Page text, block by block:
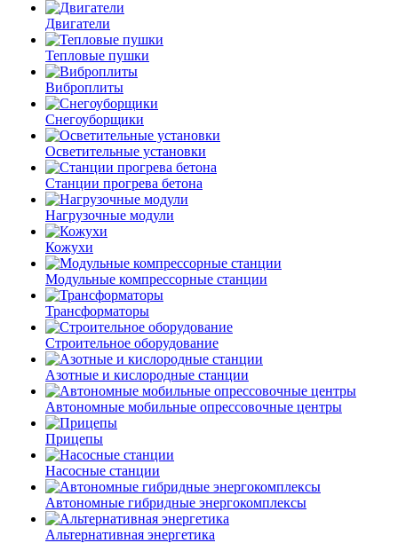
Двигатели
Тепловые пушки
Виброплиты
Снегоуборщики
Осветительные установки
Станции прогрева бетона
Нагрузочные модули
Кожухи
Модульные компрессорные станции
Трансформаторы
Строительное оборудование
Азотные и кислородные станции
Автономные мобильные опрессовочные центры
Прицепы
Насосные станции
Автономные гибридные энергокомплексы
Альтернативная энергетика